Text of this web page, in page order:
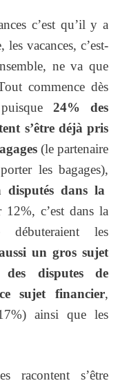
c’est qu’il y a
vacances, c’est-
ne va que
commence dès
24% des
s’être déjà pris
(le partenaire
les bagages),
disputés dans la
c’est dans la
les
un gros sujet
disputes de
sujet financier,
ainsi que les
racontent s’être